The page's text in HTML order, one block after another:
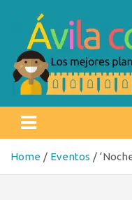
content
Ávila con
Home Eventos